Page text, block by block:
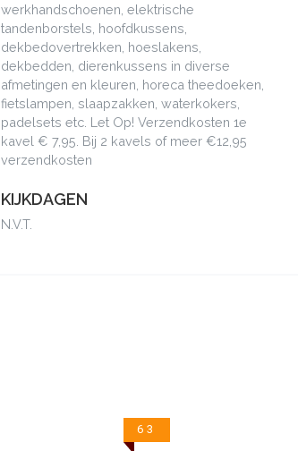
werkhandschoenen, elektrische
tandenborstels, hoofdkussens,
dekbedovertrekken, hoeslakens,
dekbedden, dierenkussens in diverse
afmetingen en kleuren, horeca theedoeken,
fietslampen, slaapzakken, waterkokers,
padelsets etc. Let Op! Verzendkosten 1e
kavel € 7,95. Bij 2 kavels of meer €12,95
verzendkosten
KIJKDAGEN
N.V.T.
63